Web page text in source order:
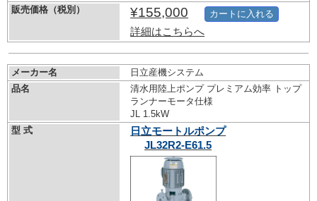
販売価格（税別）
¥155,000
詳細はこちらへ
カートに入れる
メーカー名
日立産機システム
品名
清水用陸上ポンプ プレミアム効率 トップ
ランナーモータ仕様
JL 1.5kW
型 式
日立モートルポンプ
JL32R2-E61.5